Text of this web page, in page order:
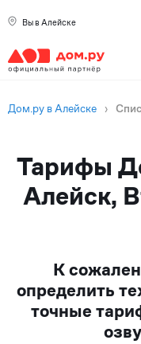
Вы в Алейске
Дом.ру в Алейске ›
Тарифы
Алейск,
К
определить
точные